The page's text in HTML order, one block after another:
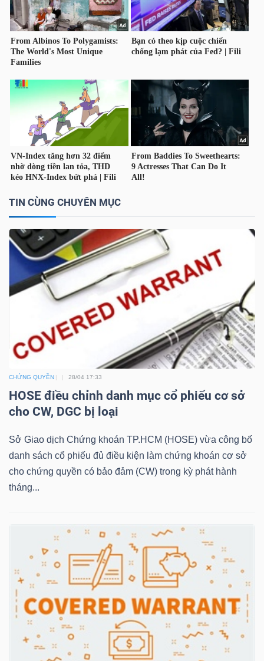
TIN CÙNG CHUYÊN MỤC
CHỨNG QUYỀN 28/04 17:33
HOSE điều chỉnh danh mục cổ phiếu cơ sở
cho CW, DGC bị loại
Sở Giao dịch Chứng khoán TP.HCM (HOSE) vừa công bố
danh sách cổ phiếu đủ điều kiện làm chứng khoán cơ sở
cho chứng quyền có bảo đảm (CW) trong kỳ phát hành
tháng...
CÁ
NHÂN
TÍCH
VIETSTOCKFINANCE
VĨ
MÔ
NGÀNH
CỔ
PHIẾU
SINH
CÔNG
CỤ
ĐẦU
TƯ